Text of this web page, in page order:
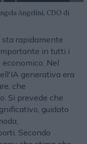
Angelini, CDO di
rapidamente
in tutti i
Nel
generativa era
che
Si prevede che
guidato
Secondo